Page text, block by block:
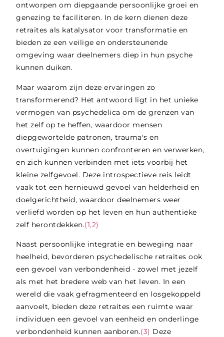
ontworpen om diepgaande persoonlijke groei en
genezing te faciliteren. In de kern dienen deze
retraites als katalysator voor transformatie en
bieden ze een veilige en ondersteunende
omgeving waar deelnemers diep in hun psyche
kunnen duiken.
Maar waarom zijn deze ervaringen zo
transformerend? Het antwoord ligt in het unieke
vermogen van psychedelica om de grenzen van
het zelf op te heffen, waardoor mensen
diepgewortelde patronen, trauma's en
overtuigingen kunnen confronteren en verwerken,
en zich kunnen verbinden met iets voorbij het
kleine zelfgevoel. Deze introspectieve reis leidt
vaak tot een hernieuwd gevoel van helderheid en
doelgerichtheid, waardoor deelnemers weer
verliefd worden op het leven en hun authentieke
zelf herontdekken.(1,2)
Naast persoonlijke integratie en beweging naar
heelheid, bevorderen psychedelische retraites ook
een gevoel van verbondenheid - zowel met jezelf
als met het bredere web van het leven. In een
wereld die vaak gefragmenteerd en losgekoppeld
aanvoelt, bieden deze retraites een ruimte waar
individuen een gevoel van eenheid en onderlinge
verbondenheid kunnen aanboren.(3) Deze